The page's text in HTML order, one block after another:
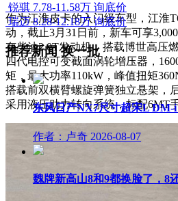
作为江淮皮卡的入门级车型，江淮
动，截止3月31日前，新车可享
有柴油2.0T发动机，搭载博世高压
四代电控可变截面涡轮增压器，
矩，最大功率110kW，峰值扭矩
搭载前双横臂螺旋弹簧独立悬架，
采用液压助力转向系统，标配6MT
锐骐 7.78-11.58万 询底价
瑞迈 8.28-12.18万 询底价
推荐新闻换一批
东风日产NX7尺寸超宋L DM-
作者：卢奇 2026-08-07
魏牌新高山8和9都换脸了，8